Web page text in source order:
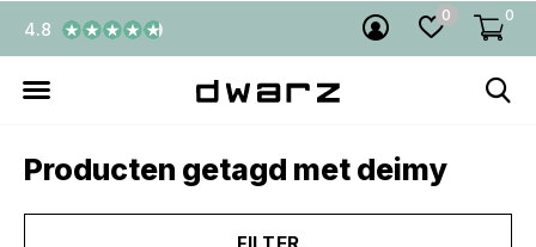
0 0
4.8
Producten getagd met deimy